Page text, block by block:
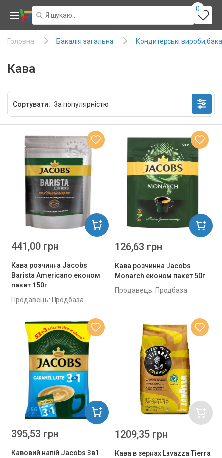
0
Головна Бакалія загальна Кондитерські
Кава
Сортувати:
Кава розчинна Jacobs
Barista Americano економ
пакет 150г
Продавець: Продбаза
441,00 грн
Кава розчинна Jacobs
Monarch економ пакет 50г
Продавець: Продбаза
126,63 грн
Кавовий напій Jacobs 3в1
395,53 грн
Кава в зернах Lavazza Tierra
1209,35 грн